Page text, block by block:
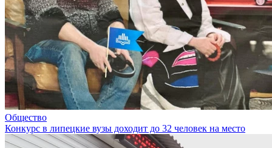
Общество
Конкурс в липецкие вузы доходит до 32 человек на место